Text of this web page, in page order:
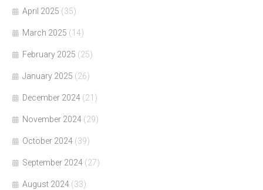
April 2025 (35)
March 2025 (14)
February 2025 (25)
January 2025 (26)
December 2024 (21)
November 2024 (29)
October 2024 (39)
September 2024 (27)
August 2024 (33)